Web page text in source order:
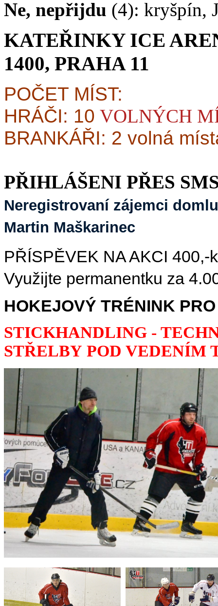
Ne, nepřijdu (4): kryšpín,
KATEŘINKY ICE
1400, PRAHA 11
POČET MÍST:
HRÁČI: 10 VOLNÝCH
BRANKÁŘI: 2 volná
PŘIHLÁŠENI PŘES
Neregistrovaní zájemci
Martin Maškarinec
PŘÍSPĚVEK NA AKCI 400,-
Využijte permanentku za
HOKEJOVÝ TRÉNINK
STICKHANDLING -
STŘELBY POD VEDENÍM